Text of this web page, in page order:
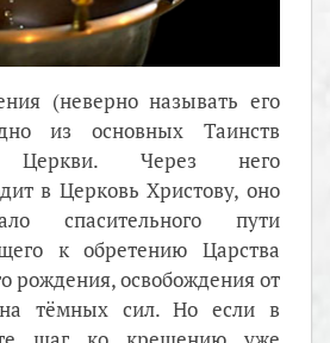
(неверно называть его
из основных Таинств
Церкви. Через него
в Церковь Христову, оно
спасительного пути
к обретению Царства
рождения, освобождения от
тёмных сил. Но если в